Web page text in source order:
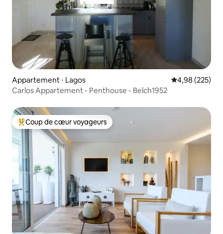
Appartement ⋅ Lagos Évaluation
4,98 (225)
Carlos Appartement - Penthouse - Belch1952
Coups de cœur voyageurs les plus appréciés
Coup de cœur voyageurs